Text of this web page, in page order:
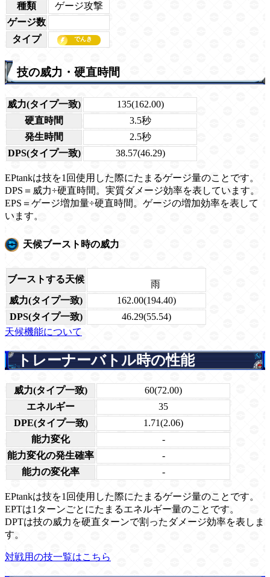
種類
ゲージ攻撃
ゲージ数
タイプ
技の威力・硬直時間
威力(タイプ一致)
135(162.00)
硬直時間
3.5秒
発生時間
2.5秒
DPS(タイプ一致)
38.57(46.29)
EPtankは技を1回使用した際にたまるゲージ量のことです。
DPS＝威力÷硬直時間。実質ダメージ効率を表しています。
EPS＝ゲージ増加量÷硬直時間。ゲージの増加効率を表して
います。
天候ブースト時の威力
ブーストする天候
雨
威力(タイプ一致)
162.00(194.40)
DPS(タイプ一致)
46.29(55.54)
天候機能について
トレーナーバトル時の性能
威力(タイプ一致)
60(72.00)
エネルギー
35
DPE(タイプ一致)
1.71(2.06)
能力変化
-
能力変化の発生確率
-
能力の変化率
-
EPtankは技を1回使用した際にたまるゲージ量のことです。
EPTは1ターンごとにたまるエネルギー量のことです。
DPTは技の威力を硬直ターンで割ったダメージ効率を表しま
す。
対戦用の技一覧はこちら